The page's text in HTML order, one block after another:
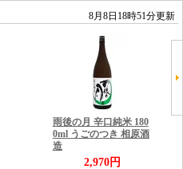
8月8日18時51分更新
雨後の月 辛口純米 180
0ml うごのつき 相原酒
造
2,970円